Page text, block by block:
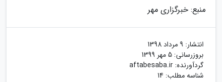
منبع: خبرگزاری مهر
انتشار: 9 مرداد 1398
بروزرسانی: 5 مهر 1399
گردآورنده: aftabesaba.ir
شناسه مطلب: 14